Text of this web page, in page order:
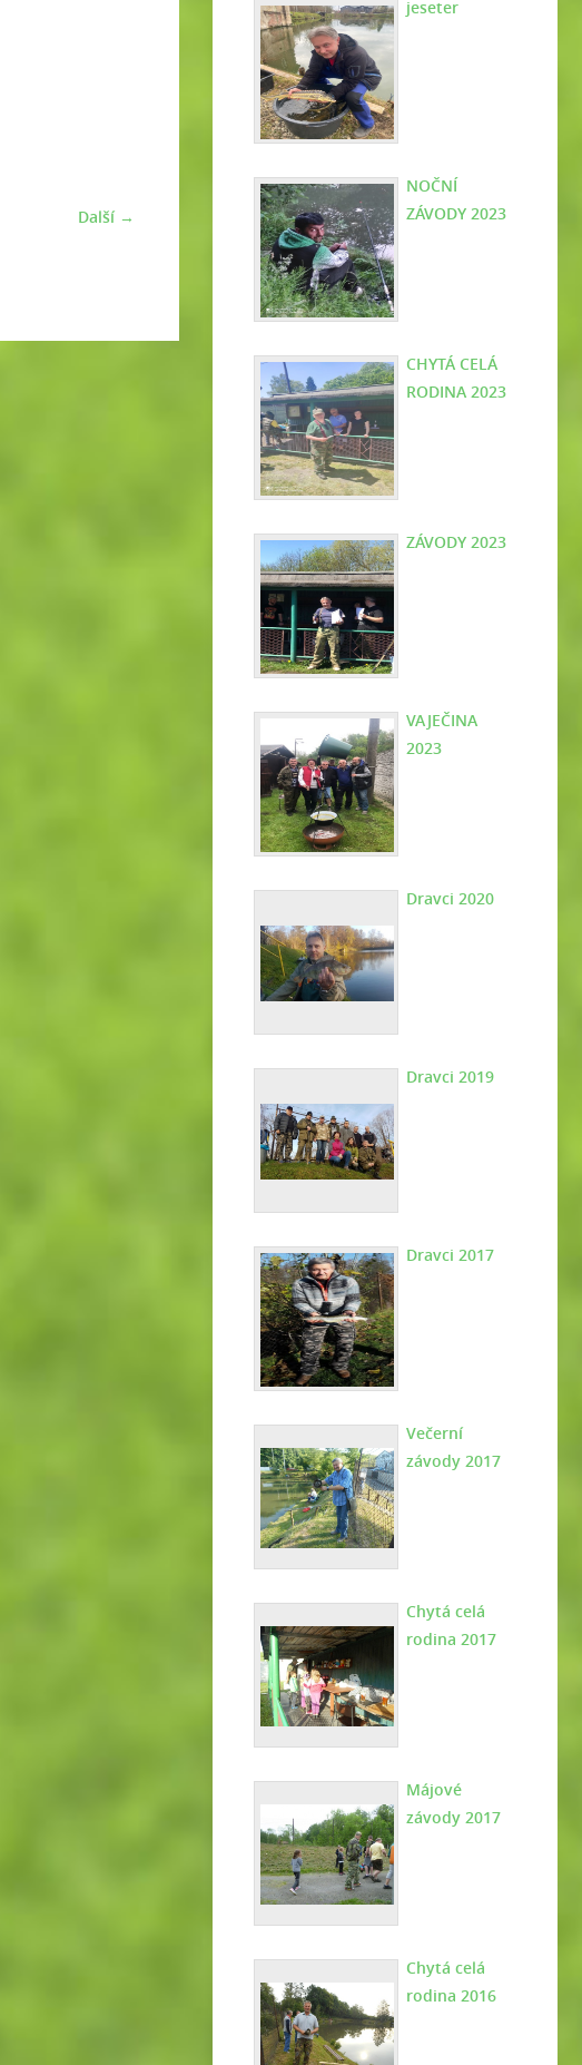
Další →
jeseter
NOČNÍ
ZÁVODY 2023
CHYTÁ CELÁ
RODINA 2023
ZÁVODY 2023
VAJEČINA
2023
Dravci 2020
Dravci 2019
Dravci 2017
Večerní
závody 2017
Chytá celá
rodina 2017
Májové
závody 2017
Chytá celá
rodina 2016